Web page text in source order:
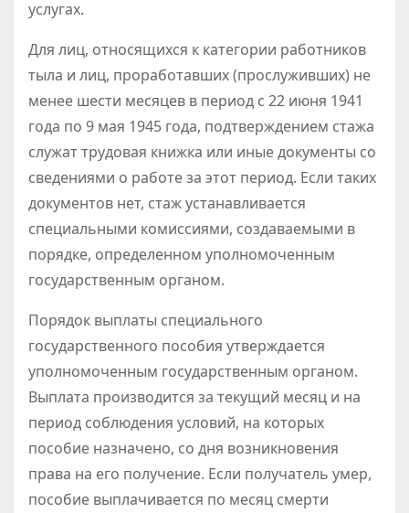
услугах.
Для лиц, относящихся к категории работников
тыла и лиц, проработавших (прослуживших) не
менее шести месяцев в период с 22 июня 1941
года по 9 мая 1945 года, подтверждением стажа
служат трудовая книжка или иные документы со
сведениями о работе за этот период. Если таких
документов нет, стаж устанавливается
специальными комиссиями, создаваемыми в
порядке, определенном уполномоченным
государственным органом.
Порядок выплаты специального
государственного пособия утверждается
уполномоченным государственным органом.
Выплата производится за текущий месяц и на
период соблюдения условий, на которых
пособие назначено, со дня возникновения
права на его получение. Если получатель умер,
пособие выплачивается по месяц смерти